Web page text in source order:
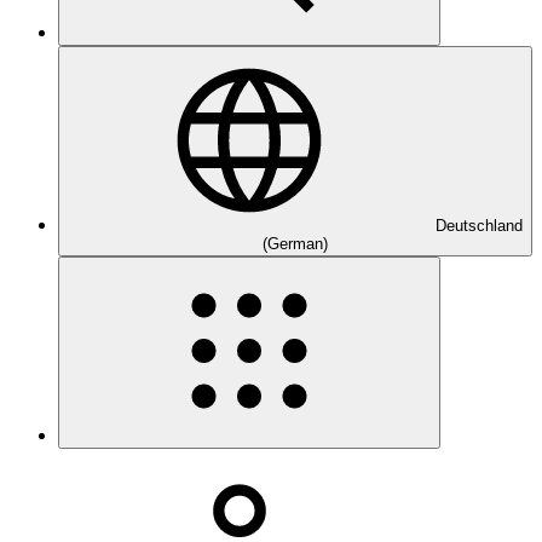
Deutschland
(German)